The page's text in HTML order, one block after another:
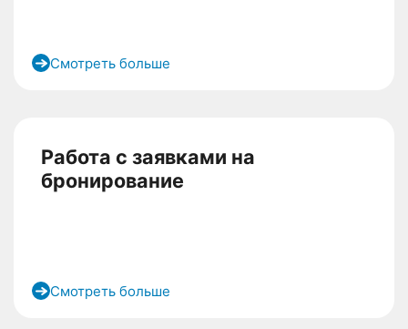
Смотреть больше
Работа с заявками на
бронирование
Смотреть больше